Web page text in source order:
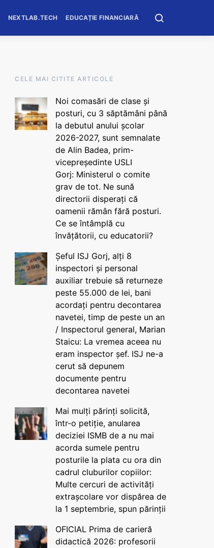
NEXTLAB.TECH EDUCAȚIE FINANCIARĂ
CELE MAI CITITE ARTICOLE
Noi comasări de clase și
posturi, cu 3 săptămâni până
la debutul anului școlar
2026-2027, sunt semnalate
de Alin Badea, prim-
vicepreședinte USLI
Gorj: Ministerul o comite
grav de tot. Ne sună
directorii disperați că
oamenii rămân fără posturi.
Ce se întâmplă cu
învățătorii, cu educatorii?
Șeful ISJ Gorj, alți 8
inspectori și personal
auxiliar trebuie să returneze
peste 55.000 de lei, bani
acordați pentru decontarea
navetei, timp de peste un an
/ Inspectorul general, Marian
Staicu: La vremea aceea nu
eram inspector șef. ISJ ne-a
cerut să depunem
documente pentru
decontarea navetei
Mai mulți părinți solicită,
într-o petiție, anularea
deciziei ISMB de a nu mai
acorda sumele pentru
posturile la plata cu ora din
cadrul cluburilor copiilor:
Multe cercuri de activități
extrașcolare vor dispărea de
la 1 septembrie, spun părinții
OFICIAL Prima de carieră
didactică 2026: profesorii